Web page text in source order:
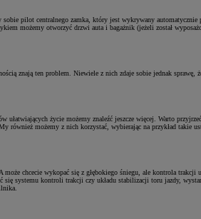
pilot centralnego zamka, który jest wykrywany
możemy otworzyć drzwi auta i bagażnik (jeżeli został
znają ten problem. Niewiele z nich zdaje sobie jednak
życie możemy znaleźć jeszcze więcej. Warto
również możemy z nich korzystać, wybierając na przykład
chcecie wykopać się z głębokiego śniegu, ale kontrola
systemu kontroli trakcji czy układu stabilizacji toru jazdy,